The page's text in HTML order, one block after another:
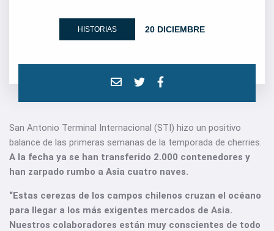
HISTORIAS 20 DICIEMBRE
San Antonio Terminal Internacional (STI) hizo un positivo
balance de las primeras semanas de la temporada de cherries.
A la fecha ya se han transferido 2.000 contenedores y
han zarpado rumbo a Asia cuatro naves.
“Estas cerezas de los campos chilenos cruzan el océano
para llegar a los más exigentes mercados de Asia.
Nuestros colaboradores están muy conscientes de todo